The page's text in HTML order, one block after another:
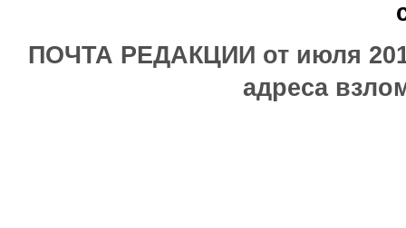
ПОЧТА РЕДАКЦИИ от июля
адреса